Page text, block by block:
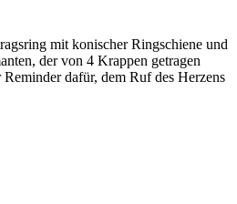
mit konischer Ringschiene und
der von 4 Krappen getragen
dafür, dem Ruf des Herzens